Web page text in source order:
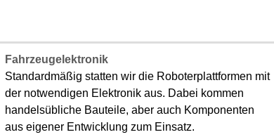
Fahrzeugelektronik
Standardmäßig statten wir die Roboterplattformen mit
der notwendigen Elektronik aus. Dabei kommen
handelsübliche Bauteile, aber auch Komponenten
aus eigener Entwicklung zum Einsatz.